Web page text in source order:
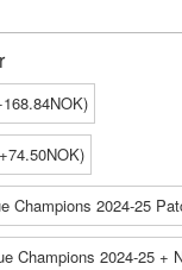
Champions 2024-25
Champions 2024-25 +